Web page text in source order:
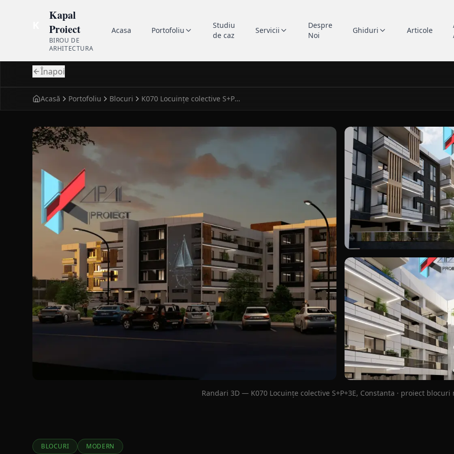
Kapal
Proiect
BIROU DE
ARHITECTURA
Acasa Portofoliu
Studiu
de caz
Servicii
Despre
Noi
Ghiduri Articole
Înapoi
Acasă Portofoliu Blocuri K070 Locuințe colective S+P+3E
fatada principala pentru blocuri modern K070 Locuinte colective S+P+3E in Constanta, portofoliu Kapal
vedere laterala pentru
vedere spate pentru blocuri
Randari 3D — K070 Locuințe colective S+P+3E, Constanta · proiect blocuri
BLOCURI MODERN